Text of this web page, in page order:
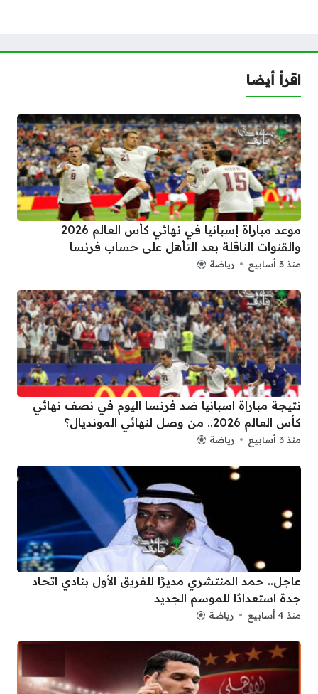
اقرأ أيضا
موعد مباراة إسبانيا في نهائي كأس العالم 2026
والقنوات الناقلة بعد التأهل على حساب فرنسا
منذ 3 أسابيع رياضة
نتيجة مباراة اسبانيا ضد فرنسا اليوم في نصف نهائي
كأس العالم 2026.. من وصل لنهائي المونديال؟
منذ 3 أسابيع رياضة
عاجل.. حمد المنتشري مديرًا للفريق الأول بنادي اتحاد
جدة استعدادًا للموسم الجديد
منذ 4 أسابيع رياضة